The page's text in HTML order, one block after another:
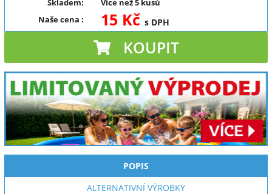
Skladem:
Více než 5 kusů
Naše cena : 15 Kč s DPH
KOUPIT
POPIS
ALTERNATIVNÍ VÝROBKY